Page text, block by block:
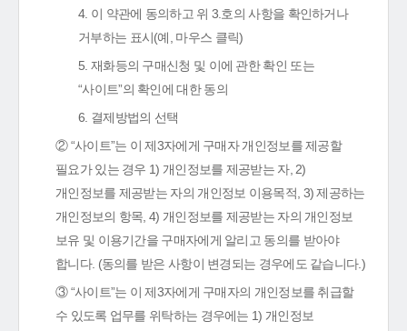
4. 이 약관에 동의하고 위 3.호의 사항을 확인하거나
거부하는 표시(예, 마우스 클릭)
5. 재화등의 구매신청 및 이에 관한 확인 또는
“사이트”의 확인에 대한 동의
6. 결제방법의 선택
② “사이트”는 이 제3자에게 구매자 개인정보를 제공할
필요가 있는 경우 1) 개인정보를 제공받는 자, 2)
개인정보를 제공받는 자의 개인정보 이용목적, 3) 제공하는
개인정보의 항목, 4) 개인정보를 제공받는 자의 개인정보
보유 및 이용기간을 구매자에게 알리고 동의를 받아야
합니다. (동의를 받은 사항이 변경되는 경우에도 같습니다.)
③ “사이트”는 이 제3자에게 구매자의 개인정보를 취급할
수 있도록 업무를 위탁하는 경우에는 1) 개인정보